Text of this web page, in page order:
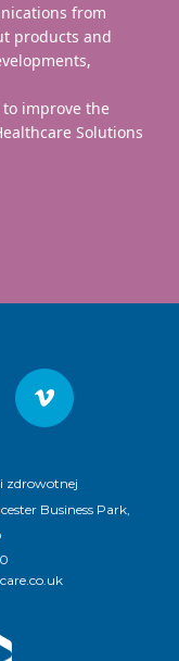
from
products and
improve the
Solutions
zdrowotnej
Business Park,